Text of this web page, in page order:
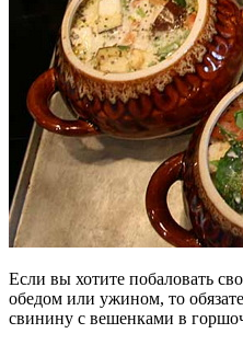
Если вы хотите побаловать
обедом или ужином, то
свинину с вешенками в